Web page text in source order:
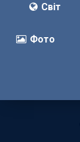
Світ
Фото